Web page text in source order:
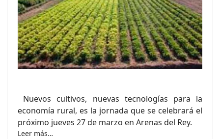
Nuevos cultivos, nuevas tecnologías para la
economía rural, es la jornada que se celebrará el
próximo jueves 27 de marzo en Arenas del Rey.
Leer más…